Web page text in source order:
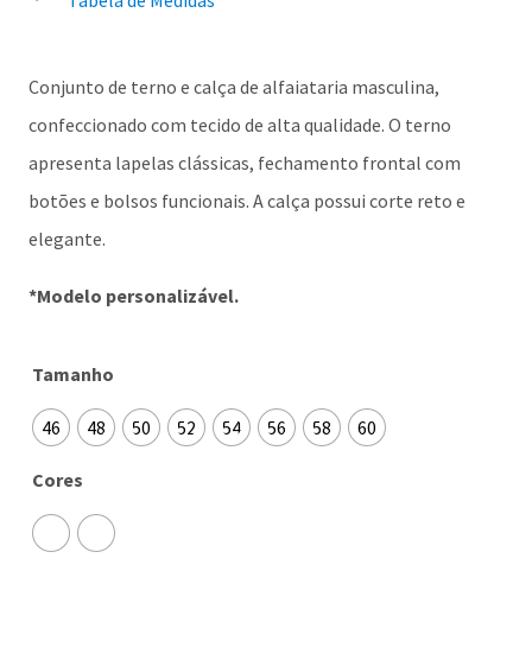
Conjunto de terno e calça de alfaiataria masculina,
confeccionado com tecido de alta qualidade. O terno
apresenta lapelas clássicas, fechamento frontal com
botões e bolsos funcionais. A calça possui corte reto e
elegante.
*Modelo personalizável.
Tamanho
46 48 50 52 54 56 58 60
Cores